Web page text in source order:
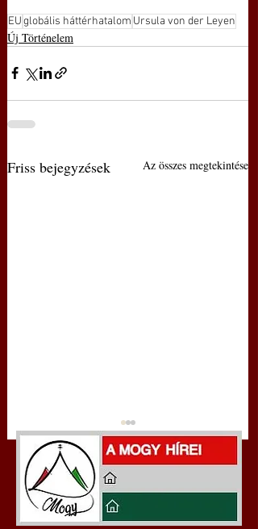
EUglobális háttérhatalom Ursula von der Leyen
Új Történelem
Friss bejegyzések Az összes megtekintése